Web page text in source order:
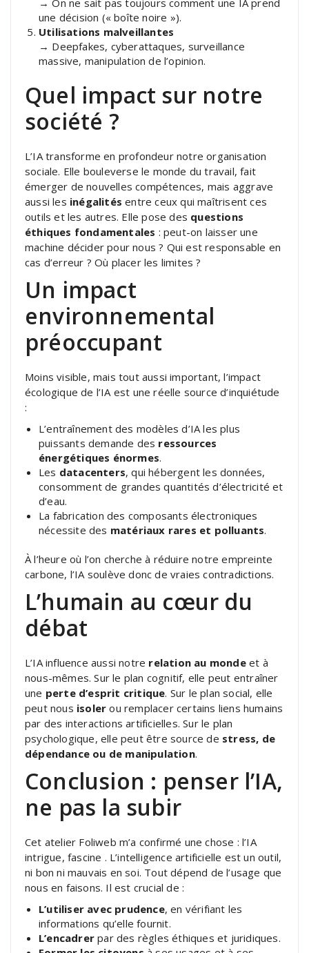
→ On ne sait pas toujours comment une IA prend
une décision (« boîte noire »).
Utilisations malveillantes
→ Deepfakes, cyberattaques, surveillance
massive, manipulation de l’opinion.
Quel impact sur notre
société ?
L’IA transforme en profondeur notre organisation
sociale. Elle bouleverse le monde du travail, fait
émerger de nouvelles compétences, mais aggrave
aussi les inégalités entre ceux qui maîtrisent ces
outils et les autres. Elle pose des questions
éthiques fondamentales : peut-on laisser une
machine décider pour nous ? Qui est responsable en
cas d’erreur ? Où placer les limites ?
Un impact
environnemental
préoccupant
Moins visible, mais tout aussi important, l’impact
écologique de l’IA est une réelle source d’inquiétude
:
L’entraînement des modèles d’IA les plus
puissants demande des ressources
énergétiques énormes.
Les datacenters, qui hébergent les données,
consomment de grandes quantités d’électricité et
d’eau.
La fabrication des composants électroniques
nécessite des matériaux rares et polluants.
À l’heure où l’on cherche à réduire notre empreinte
carbone, l’IA soulève donc de vraies contradictions.
L’humain au cœur du
débat
L’IA influence aussi notre relation au mondeet à
nous-mêmes. Sur le plan cognitif, elle peut entraîner
une perte d’esprit critique. Sur le plan social, elle
peut nous isoler ou remplacer certains liens humains
par des interactions artificielles. Sur le plan
psychologique, elle peut être source de stress, de
dépendance ou de manipulation.
Conclusion : penser l’IA,
ne pas la subir
Cet atelier Foliweb m’a confirmé une chose : l’IA
intrigue, fascine . L’intelligence artificielle est un outil,
ni bon ni mauvais en soi. Tout dépend de l’usage que
nous en faisons. Il est crucial de :
L’utiliser avec prudence, en vérifiant les
informations qu’elle fournit.
L’encadrer par des règles éthiques et juridiques.